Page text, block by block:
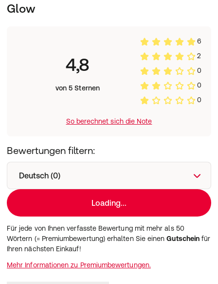
Ferrocyanide (Ci 77510) , Blue 1 Lake (Ci 42090) , Red 22
(Ci 17200) , Red 28 Lake (Ci 45410) , Red 34 Lake (Ci
15880) , Ultramarines (Ci 77007) , Yellow 6 Lake (Ci
Whitman LBS NV
2260 Oevel - BE
contactmanufacturer@elcompanies.com
Glow
4,8
von 5 Sternen
6
2
0
0
0
So berechnet sich die Note
Bewertungen filtern:
Deutsch (0)
Loading...
Für jede von Ihnen verfasste Bewertung mit mehr als 50
Wörtern (= Premiumbewertung) erhalten Sie einenGutschein für
Ihren nächsten Einkauf!
Mehr Informationen zu Premiumbewertungen.